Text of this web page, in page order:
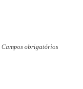
Campos obrigatórios